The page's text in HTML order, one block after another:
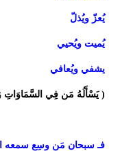
يُعزّ ويُذلّ
يُميت ويُحيي
يشفي ويُعافي
( يَسْأَلُهُ مَن فِي
فـ سبحان مَن وسِع سمعه